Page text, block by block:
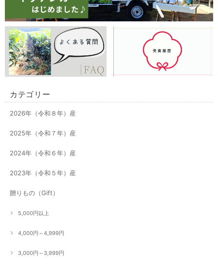
カテゴリー
2026年（令和８年）産
2025年（令和７年）産
2024年（令和６年）産
2023年（令和５年）産
贈りもの（Gift）
5,000円以上
4,000円～4,999円
3,000円～3,999円